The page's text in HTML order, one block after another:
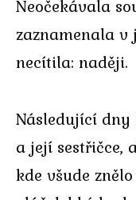
Neočekávala
zaznamenala v
necítila: naději.
Následující dny
a její sestřičce,
kde všude